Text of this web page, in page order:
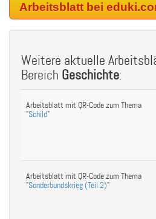
Arbeitsblatt bei
Weitere aktuelle
Bereich Geschichte:
Arbeitsblatt mit QR-Code zum Thema
"Schild"
Arbeitsblatt mit QR-Code zum Thema
"Sonderbundskrieg (Teil 2)"